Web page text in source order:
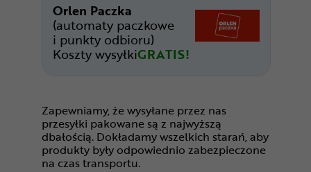
Orlen Paczka
(automaty paczkowe
i punkty odbioru)
Koszty wysyłkiGRATIS!
Zapewniamy, że wysyłane przez nas
przesyłki pakowane są z najwyższą
dbałością. Dokładamy wszelkich starań, aby
produkty były odpowiednio zabezpieczone
na czas transportu.